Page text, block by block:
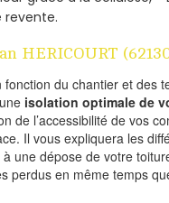
revente.
HERICOURT
fonction du chantier et
isolation optimale de
de l’accessibilité de vos
Il vous expliquera les
une dépose de votre
perdus en même temps